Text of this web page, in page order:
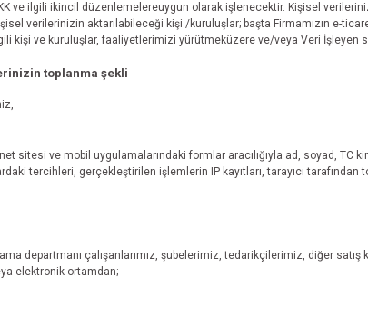
ve ilgili ikincil düzenlemelereuygun olarak işlenecektir. Kişisel
verilerinizin aktarılabileceği kişi /kuruluşlar; başta Firmamızın e-
kişi ve kuruluşlar, faaliyetlerimizi yürütmeküzere ve/veya Veri İşleyen
toplanma şekli
sitesi ve mobil uygulamalarındaki formlar aracılığıyla ad, soyad, TC
tercihleri, gerçekleştirilen işlemlerin IP kayıtları, tarayıcı
departmanı çalışanlarımız, şubelerimiz, tedarikçilerimiz, diğer
elektronik ortamdan;